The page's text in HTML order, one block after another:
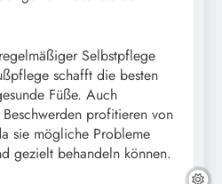
Selbstpflege
schafft die besten
Füße. Auch
profitieren von
sie mögliche Probleme
gezielt behandeln können.